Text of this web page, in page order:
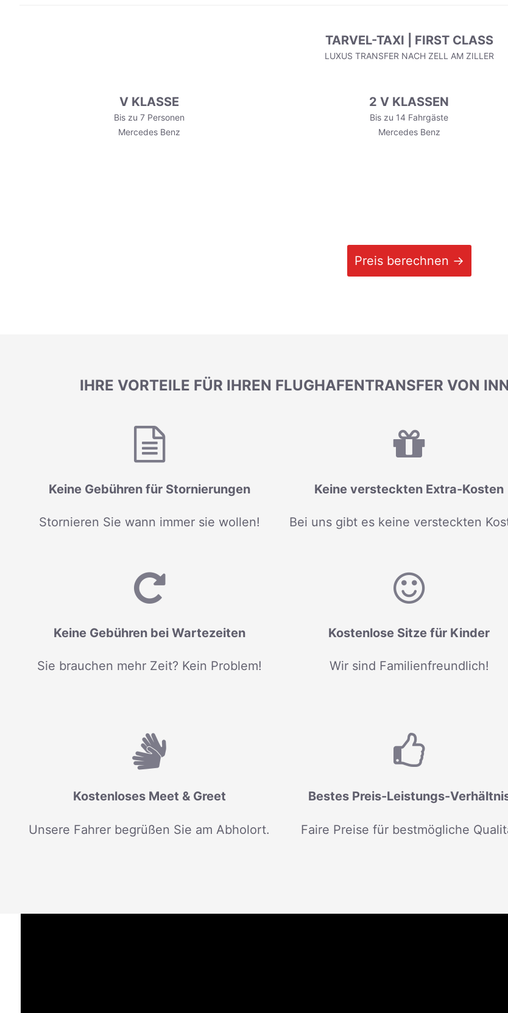
TARVEL-TAXI | FIRST CLASS
LUXUS TRANSFER NACH ZELL AM ZILLER
V KLASSE
Bis zu 7 Personen
Mercedes Benz
2 V KLASSEN
Bis zu 14 Fahrgäste
Mercedes Benz
Preis berechnen →
IHRE VORTEILE FÜR IHREN FLUGHAFENTRANSFER VON
Keine Gebühren für Stornierungen
Stornieren Sie wann immer sie wollen!
Keine versteckten Extra-Kosten
Bei uns gibt es keine versteckten
Keine Gebühren bei Wartezeiten
Sie brauchen mehr Zeit? Kein Problem!
Kostenlose Sitze für Kinder
Wir sind Familienfreundlich!
Kostenloses Meet & Greet
Unsere Fahrer begrüßen Sie am Abholort.
Bestes Preis-Leistungs-
Faire Preise für bestmögliche